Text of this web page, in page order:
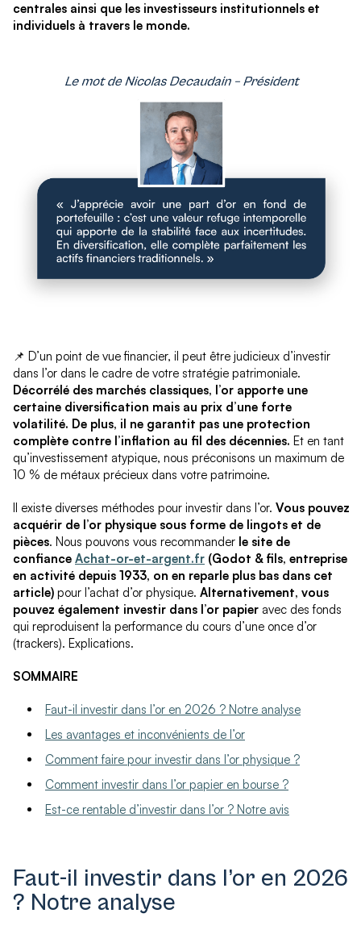
centrales ainsi que les investisseurs institutionnels et
individuels à travers le monde.
📌 D’un point de vue financier, il peut être judicieux d’investir
dans l’or dans le cadre de votre stratégie patrimoniale.
Décorrélé des marchés classiques, l’or apporte une
certaine diversification mais au prix d’une forte
volatilité. De plus, il ne garantit pas une protection
complète contre l’inflation au fil des décennies. Et en tant
qu’investissement atypique, nous préconisons un maximum de
10 % de métaux précieux dans votre patrimoine.
Il existe diverses méthodes pour investir dans l’or. Vous pouvez
acquérir de l’or physique sous forme de lingots et de
pièces. Nous pouvons vous recommander le site de
confiance Achat-or-et-argent.fr (Godot & fils, entreprise
en activité depuis 1933, on en reparle plus bas dans cet
article) pour l’achat d’or physique. Alternativement, vous
pouvez également investir dans l’or papier avec des fonds
qui reproduisent la performance du cours d’une once d’or
(trackers). Explications.
SOMMAIRE
Faut-il investir dans l’or en 2026 ? Notre analyse
Les avantages et inconvénients de l’or
Comment faire pour investir dans l’or physique ?
Comment investir dans l’or papier en bourse ?
Est-ce rentable d’investir dans l’or ? Notre avis
Faut-il investir dans l’or en 2026
? Notre analyse